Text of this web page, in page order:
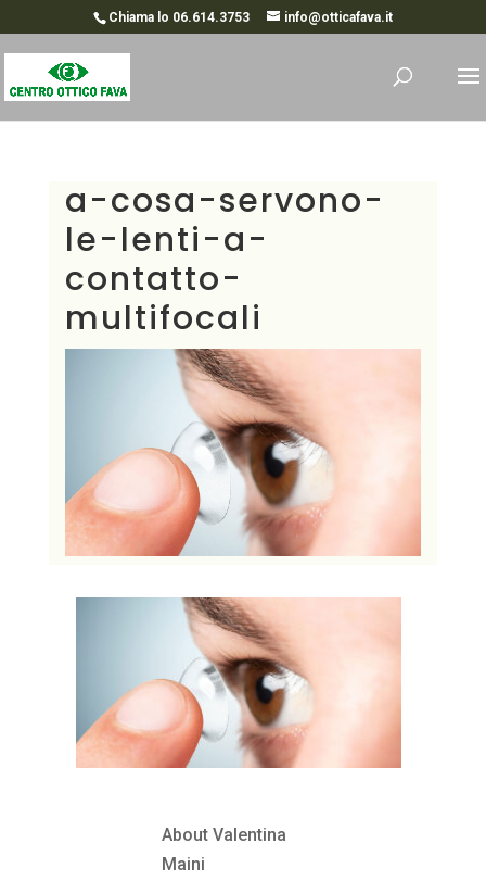
Chiama lo 06.614.3753 info@otticafava.it
a-cosa-servono-
le-lenti-a-
contatto-
multifocali
About Valentina
Maini